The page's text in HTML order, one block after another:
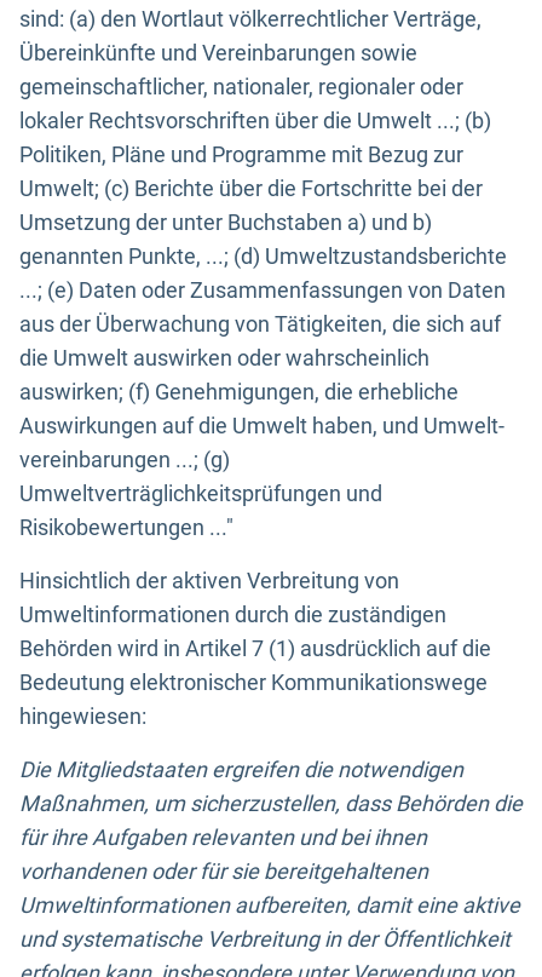
sind: (a) den Wortlaut völkerrechtlicher Verträge,
Übereinkünfte und Vereinbarungen sowie
gemeinschaftlicher, nationaler, regionaler oder
lokaler Rechtsvorschriften über die Umwelt ...; (b)
Politiken, Pläne und Programme mit Bezug zur
Umwelt; (c) Berichte über die Fortschritte bei der
Umsetzung der unter Buchstaben a) und b)
genannten Punkte, ...; (d) Umweltzustandsberichte
...; (e) Daten oder Zusammenfassungen von Daten
aus der Überwachung von Tätigkeiten, die sich auf
die Umwelt auswirken oder wahrscheinlich
auswirken; (f) Genehmigungen, die erhebliche
Auswirkungen auf die Umwelt haben, und Umwelt-
vereinbarungen ...; (g)
Umweltverträglichkeitsprüfungen und
Risikobewertungen ..."
Hinsichtlich der aktiven Verbreitung von
Umweltinformationen durch die zuständigen
Behörden wird in Artikel 7 (1) ausdrücklich auf die
Bedeutung elektronischer Kommunikationswege
hingewiesen:
Die Mitgliedstaaten ergreifen die notwendigen
Maßnahmen, um sicherzustellen, dass Behörden die
für ihre Aufgaben relevanten und bei ihnen
vorhandenen oder für sie bereitgehaltenen
Umweltinformationen aufbereiten, damit eine aktive
und systematische Verbreitung in der Öffentlichkeit